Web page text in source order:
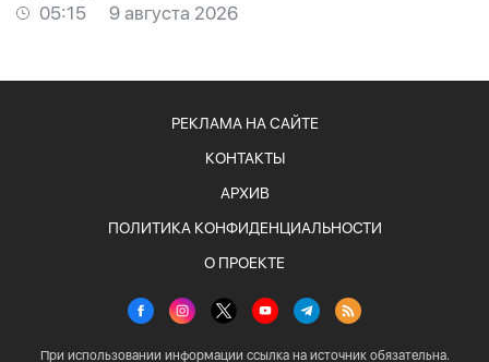
05:15
9 августа 2026
РЕКЛАМА НА САЙТЕ
КОНТАКТЫ
АРХИВ
ПОЛИТИКА КОНФИДЕНЦИАЛЬНОСТИ
О ПРОЕКТЕ
При использовании информации ссылка на источник обязательна.